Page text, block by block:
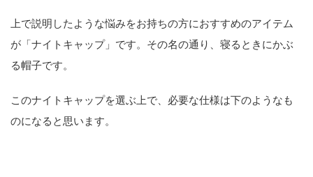
上で説明したような悩みをお持ちの方におすすめのアイテム
が「ナイトキャップ」です。その名の通り、寝るときにかぶ
る帽子です。
このナイトキャップを選ぶ上で、必要な仕様は下のようなも
のになると思います。